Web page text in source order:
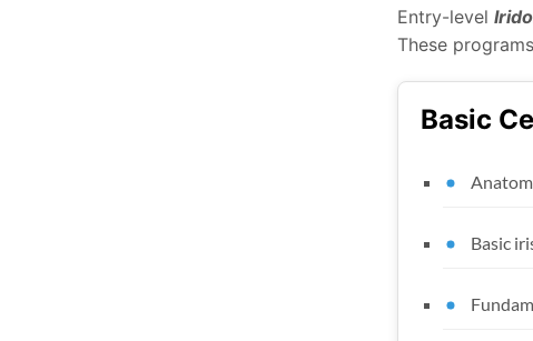
Entry-level
These
Basic
Basic